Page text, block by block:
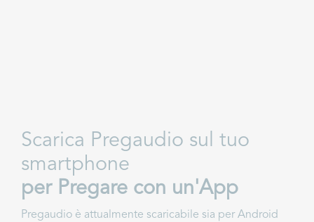
Scarica Pregaudio sul tuo
smartphone
per Pregare con un'App
Pregaudio è attualmente scaricabile sia per Android